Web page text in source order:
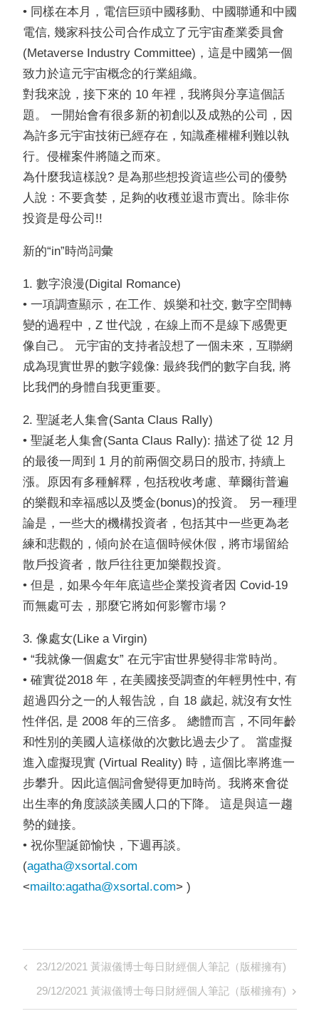
• 同樣在本月，電信巨頭中國移動、中國聯通和中國
電信, 幾家科技公司合作成立了元宇宙產業委員會
(Metaverse Industry Committee)，這是中國第一個
致力於這元宇宙概念的行業組織。
對我來說，接下來的 10 年裡，我將與分享這個話
題。 一開始會有很多新的初創以及成熟的公司，因
為許多元宇宙技術已經存在，知識產權權利難以執
行。侵權案件將隨之而來。
為什麼我這樣說? 是為那些想投資這些公司的優勢
人說：不要貪婪，足夠的收穫並退市賣出。除非你
投資是母公司!!
新的“in”時尚詞彙
1. 數字浪漫(Digital Romance)
• 一項調查顯示，在工作、娛樂和社交, 數字空間轉
變的過程中，Z 世代說，在線上而不是線下感覺更
像自己。 元宇宙的支持者設想了一個未來，互聯網
成為現實世界的數字鏡像: 最終我們的數字自我, 將
比我們的身體自我更重要。
2. 聖誕老人集會(Santa Claus Rally)
• 聖誕老人集會(Santa Claus Rally): 描述了從 12 月
的最後一周到 1 月的前兩個交易日的股市, 持續上
漲。原因有多種解釋，包括稅收考慮、華爾街普遍
的樂觀和幸福感以及獎金(bonus)的投資。 另一種理
論是，一些大的機構投資者，包括其中一些更為老
練和悲觀的，傾向於在這個時候休假，將市場留給
散戶投資者，散戶往往更加樂觀投資。
• 但是，如果今年年底這些企業投資者因 Covid-19
而無處可去，那麼它將如何影響市場？
3. 像處女(Like a Virgin)
• “我就像一個處女” 在元宇宙世界變得非常時尚。
• 確實從2018 年，在美國接受調查的年輕男性中, 有
超過四分之一的人報告說，自 18 歲起, 就沒有女性
性伴侶, 是 2008 年的三倍多。 總體而言，不同年齡
和性別的美國人這樣做的次數比過去少了。 當虛擬
進入虛擬現實 (Virtual Reality) 時，這個比率將進一
步攀升。因此這個詞會變得更加時尚。我將來會從
出生率的角度談談美國人口的下降。 這是與這一趨
勢的鏈接。
• 祝你聖誕節愉快，下週再談。
(agatha@xsortal.com
<mailto:agatha@xsortal.com> )
Post
navigation
Previous
Post
23/12/2021 黃淑儀博士每日財經個人筆記（版權擁有)
Next
Post
29/12/2021 黃淑儀博士每日財經個人筆記（版權擁有)